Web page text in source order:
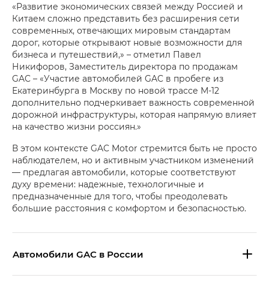
«Развитие экономических связей между Россией и
Китаем сложно представить без расширения сети
современных, отвечающих мировым стандартам
дорог, которые открывают новые возможности для
бизнеса и путешествий,» – отметил Павел
Никифоров, Заместитель директора по продажам
GAC – «Участие автомобилей GAC в пробеге из
Екатеринбурга в Москву по новой трассе М-12
дополнительно подчеркивает важность современной
дорожной инфраструктуры, которая напрямую влияет
на качество жизни россиян.»
В этом контексте GAC Motor стремится быть не просто
наблюдателем, но и активным участником изменений
— предлагая автомобили, которые соответствуют
духу времени: надежные, технологичные и
предназначенные для того, чтобы преодолевать
большие расстояния с комфортом и безопасностью.
Aвтомобили GAC в России